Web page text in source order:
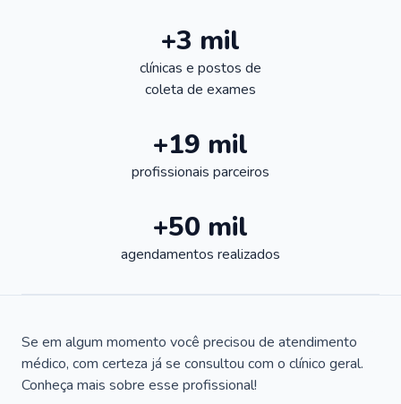
+3 mil
clínicas e postos de
coleta de exames
+19 mil
profissionais parceiros
+50 mil
agendamentos realizados
Se em algum momento você precisou de atendimento
médico, com certeza já se consultou com o clínico geral.
Conheça mais sobre esse profissional!